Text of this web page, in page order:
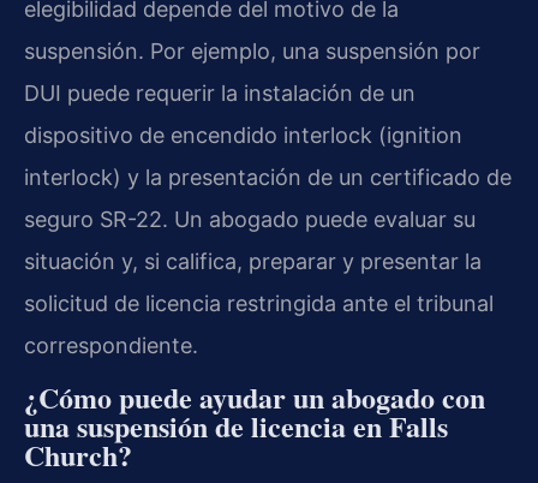
elegibilidad depende del motivo de la
suspensión. Por ejemplo, una suspensión por
DUI puede requerir la instalación de un
dispositivo de encendido interlock (ignition
interlock) y la presentación de un certificado de
seguro SR-22. Un abogado puede evaluar su
situación y, si califica, preparar y presentar la
solicitud de licencia restringida ante el tribunal
correspondiente.
¿Cómo puede ayudar un abogado con
una suspensión de licencia en Falls
Church?